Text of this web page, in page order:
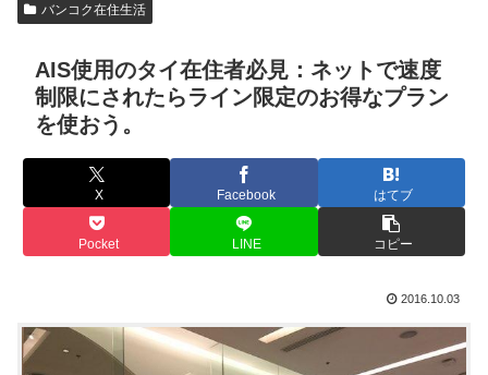
バンコク在住生活
AIS使用のタイ在住者必見：ネットで速度
制限にされたらライン限定のお得なプラン
を使おう。
X Facebook はてブ
Pocket LINE コピー
2016.10.03